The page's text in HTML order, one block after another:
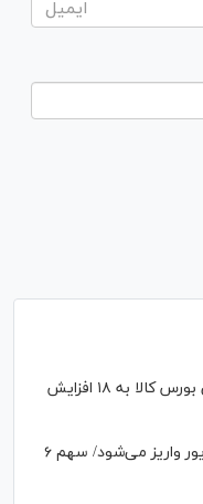
ساعت پایان معاملات بازار‌های مالی بورس کالا به ۱۸ افزایش
بخشی از سود سهام عدالت تا شهریور واریز می‌شود/ سهم ۶